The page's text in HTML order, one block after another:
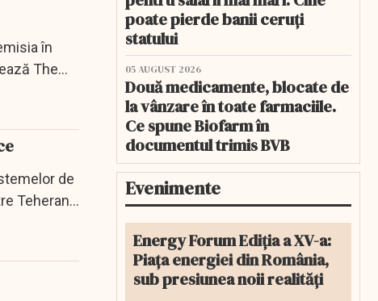
în
The
de
Teheran
poate pierde banii ceruți
statului
05 AUGUST 2026
Două medicamente, blocate de
la vânzare în toate farmaciile.
Ce spune Biofarm în
documentul trimis BVB
Evenimente
Energy Forum Ediția a XV-a:
Piața energiei din România,
sub presiunea noii realități